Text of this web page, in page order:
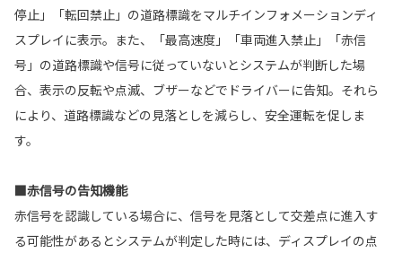
停止」「転回禁止」の道路標識をマルチインフォメーションディ
スプレイに表示。また、「最高速度」「車両進入禁止」「赤信
号」の道路標識や信号に従っていないとシステムが判断した場
合、表示の反転や点滅、ブザーなどでドライバーに告知。それら
により、道路標識などの見落としを減らし、安全運転を促しま
す。
■赤信号の告知機能
赤信号を認識している場合に、信号を見落として交差点に進入す
る可能性があるとシステムが判定した時には、ディスプレイの点